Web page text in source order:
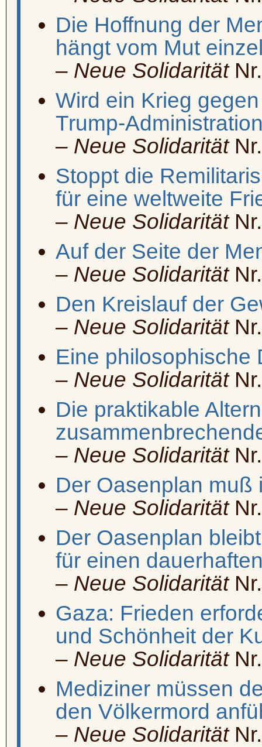
Die Hoffnung der
hängt vom Mut
– Neue Solidarität
Wird ein Krieg
Trump-
– Neue Solidarität
Stoppt die
für eine weltweite
– Neue Solidarität
Auf der Seite der
– Neue Solidarität
Den Kreislauf der
– Neue Solidarität
Eine philosophische
– Neue Solidarität
Die praktikable
– Neue Solidarität
Der Oasenplan muß
– Neue Solidarität
Der Oasenplan
für einen
– Neue Solidarität
Gaza: Frieden
und Schönheit der
– Neue Solidarität
Mediziner müssen
den Völkermord
– Neue Solidarität